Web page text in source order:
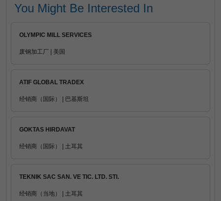
You Might Be Interested In
OLYMPIC MILL SERVICES
废钢加工厂 | 美国
ATIF GLOBAL TRADEX
经销商（国际） | 巴基斯坦
GOKTAS HIRDAVAT
经销商（国际） | 土耳其
TEKNIK SAC SAN. VE TIC. LTD. STI.
经销商（当地） | 土耳其